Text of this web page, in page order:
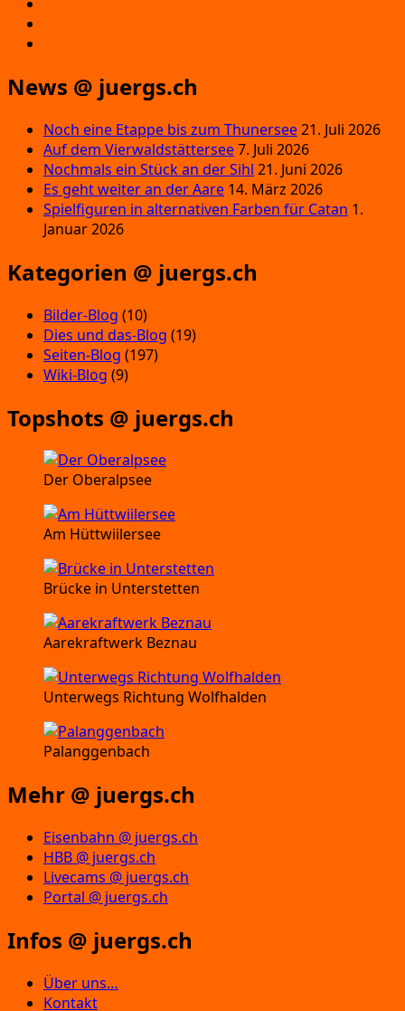
News @ juergs.ch
Noch eine Etappe bis zum Thunersee21. Juli 2026
Auf dem Vierwaldstättersee7. Juli 2026
Nochmals ein Stück an der Sihl 21. Juni 2026
Es geht weiter an der Aare 14. März 2026
Spielfiguren in alternativen Farben für Catan 1.
Januar 2026
Kategorien @ juergs.ch
Bilder-Blog (10)
Dies und das-Blog (19)
Seiten-Blog (197)
Wiki-Blog (9)
Topshots @ juergs.ch
Der Oberalpsee
Am Hüttwiilersee
Brücke in Unterstetten
Aarekraftwerk Beznau
Unterwegs Richtung Wolfhalden
Palanggenbach
Mehr @ juergs.ch
Eisenbahn @ juergs.ch
HBB @ juergs.ch
Livecams @ juergs.ch
Portal @ juergs.ch
Infos @ juergs.ch
Über uns…
Kontakt